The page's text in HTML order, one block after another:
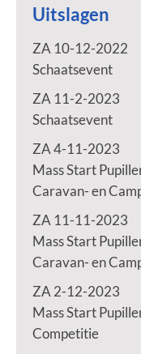
Uitslagen
ZA 10-12-2022
Schaatsevent
ZA 11-2-2023
Schaatsevent
ZA 4-11-2023
Mass Start
Caravan- en
ZA 11-11-2023
Mass Start
Caravan- en
ZA 2-12-2023
Mass Start
Competitie